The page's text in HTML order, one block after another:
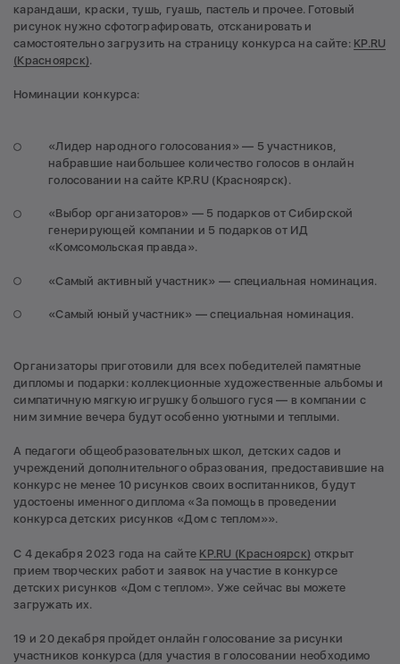
карандаши, краски, тушь, гуашь, пастель и прочее. Готовый
рисунок нужно сфотографировать, отсканировать и
самостоятельно загрузить на страницу конкурса на сайте: KP.RU
(Красноярск).
Номинации конкурса:
«Лидер народного голосования» — 5 участников,
набравшие наибольшее количество голосов в онлайн
голосовании на сайте KP.RU (Красноярск).
«Выбор организаторов» — 5 подарков от Сибирской
генерирующей компании и 5 подарков от ИД
«Комсомольская правда».
«Самый активный участник» — специальная номинация.
«Самый юный участник» — специальная номинация.
Организаторы приготовили для всех победителей памятные
дипломы и подарки: коллекционные художественные альбомы и
симпатичную мягкую игрушку большого гуся — в компании с
ним зимние вечера будут особенно уютными и теплыми.
А педагоги общеобразовательных школ, детских садов и
учреждений дополнительного образования, предоставившие на
конкурс не менее 10 рисунков своих воспитанников, будут
удостоены именного диплома «За помощь в проведении
конкурса детских рисунков «Дом с теплом»».
С 4 декабря 2023 года на сайте KP.RU (Красноярск) открыт
прием творческих работ и заявок на участие в конкурсе
детских рисунков «Дом с теплом». Уже сейчас вы можете
загружать их.
19 и 20 декабря пройдет онлайн голосование за рисунки
участников конкурса (для участия в голосовании необходимо